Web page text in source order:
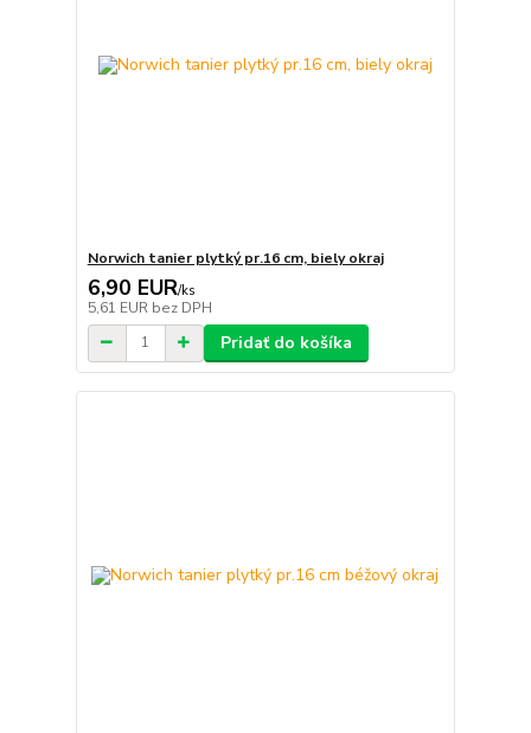
Norwich tanier plytký pr.16 cm, biely okraj
6,90 EUR/ks
5,61 EUR bez DPH
Pridať do košíka